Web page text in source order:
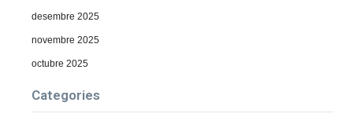
desembre 2025
novembre 2025
octubre 2025
Categories